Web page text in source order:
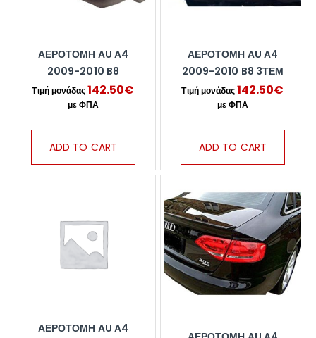
ΑΕΡΟΤΟΜΗ AU A4
2009-2010 B8
142.50€
ADD TO CART
ΑΕΡΟΤΟΜΗ AU A4
2009-2010 B8 3ΤΕΜ
142.50€
ADD TO CART
ΑΕΡΟΤΟΜΗ AU A4